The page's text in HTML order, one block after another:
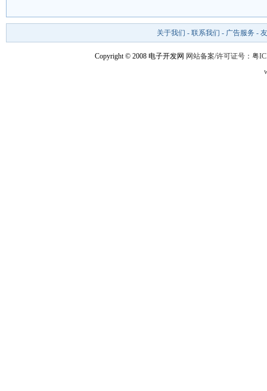
关于我们 - 联系我们 - 广告服务 -
Copyright © 2008 电子开发网 网站备案/许可证号：粤